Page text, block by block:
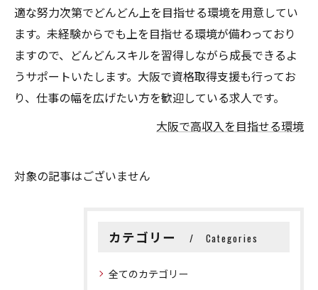
適な努力次第でどんどん上を目指せる環境を用意してい
ます。未経験からでも上を目指せる環境が備わっており
ますので、どんどんスキルを習得しながら成長できるよ
うサポートいたします。大阪で資格取得支援も行ってお
り、仕事の幅を広げたい方を歓迎している求人です。
大阪で高収入を目指せる環境
対象の記事はございません
カテゴリー Categories
全てのカテゴリー